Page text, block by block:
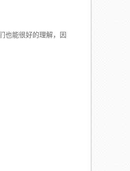
也能很好的理解，因